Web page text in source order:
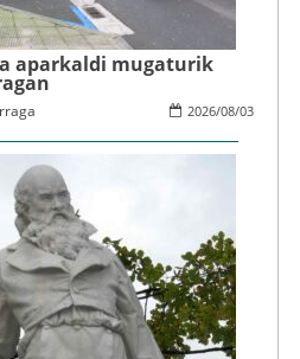
aparkaldi mugaturik
2026/08/03